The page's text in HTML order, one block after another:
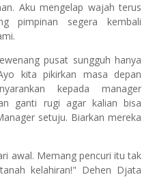
Aku mengelap wajah terus
pimpinan segera kembali
pusat sungguh hanya
kita pikirkan masa depan
kepada manager
ganti rugi agar kalian bisa
setuju. Biarkan mereka
awal. Memang pencuri itu tak
kelahiran!" Dehen Djata